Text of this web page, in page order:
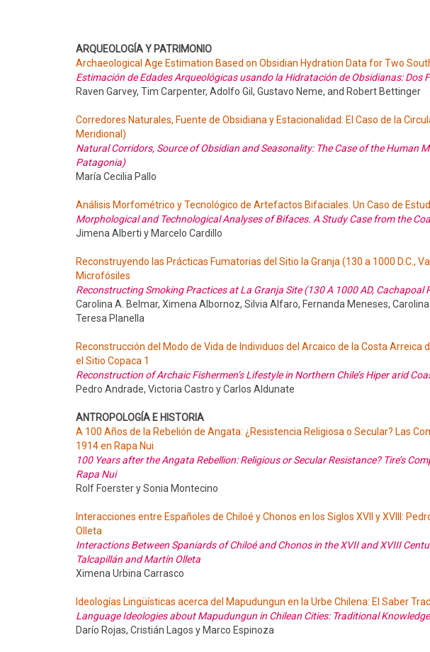
ARQUEOLOGÍA Y PATRIMONIO
Archaeological Age Estimation Based on Obsidian Hydration Data for Two
Estimación de Edades Arqueológicas usando la Hidratación de Obsidianas: Dos
Raven Garvey, Tim Carpenter, Adolfo Gil, Gustavo Neme, and Robert Bettinger
Corredores Naturales, Fuente de Obsidiana y Estacionalidad: El Caso de la
Meridional)
Natural Corridors, Source of Obsidian and Seasonality: The Case of the Human
Patagonia)
María Cecilia Pallo
Análisis Morfométrico y Tecnológico de Artefactos Bifaciales. Un Caso de
Morphological and Technological Analyses of Bifaces. A Study Case from the
Jimena Alberti y Marcelo Cardillo
Reconstruyendo las Prácticas Fumatorias del Sitio la Granja (130 a 1000 D.C.,
Microfósiles
Reconstructing Smoking Practices at La Granja Site (130 A 1000 AD, Cachapoal
Carolina A. Belmar, Ximena Albornoz, Silvia Alfaro, Fernanda Meneses,
Teresa Planella
Reconstrucción del Modo de Vida de Individuos del Arcaico de la Costa
el Sitio Copaca 1
Reconstruction of Archaic Fishermen’s Lifestyle in Northern Chile’s Hiper arid
Pedro Andrade, Victoria Castro y Carlos Aldunate
ANTROPOLOGÍA E HISTORIA
A 100 Años de la Rebelión de Angata: ¿Resistencia Religiosa o Secular? Las
1914 en Rapa Nui
100 Years after the Angata Rebellion: Religious or Secular Resistance? Tire’s
Rapa Nui
Rolf Foerster y Sonia Montecino
Interacciones entre Españoles de Chiloé y Chonos en los Siglos XVII y XVIII:
Olleta
Interactions Between Spaniards of Chiloé and Chonos in the XVII and XVIII
Talcapillán and Martín Olleta
Ximena Urbina Carrasco
Ideologías Lingüísticas acerca del Mapudungun en la Urbe Chilena: El Saber
Language Ideologies about Mapudungun in Chilean Cities: Traditional
Darío Rojas, Cristián Lagos y Marco Espinoza